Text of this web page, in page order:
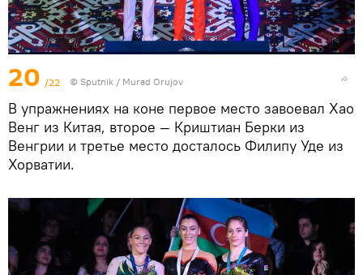
20 /22 © Sputnik / Murad Orujov
В упражнениях на коне первое место завоевал Хао
Венг из Китая, второе — Криштиан Берки из
Венгрии и третье место досталось Филипу Уде из
Хорватии.